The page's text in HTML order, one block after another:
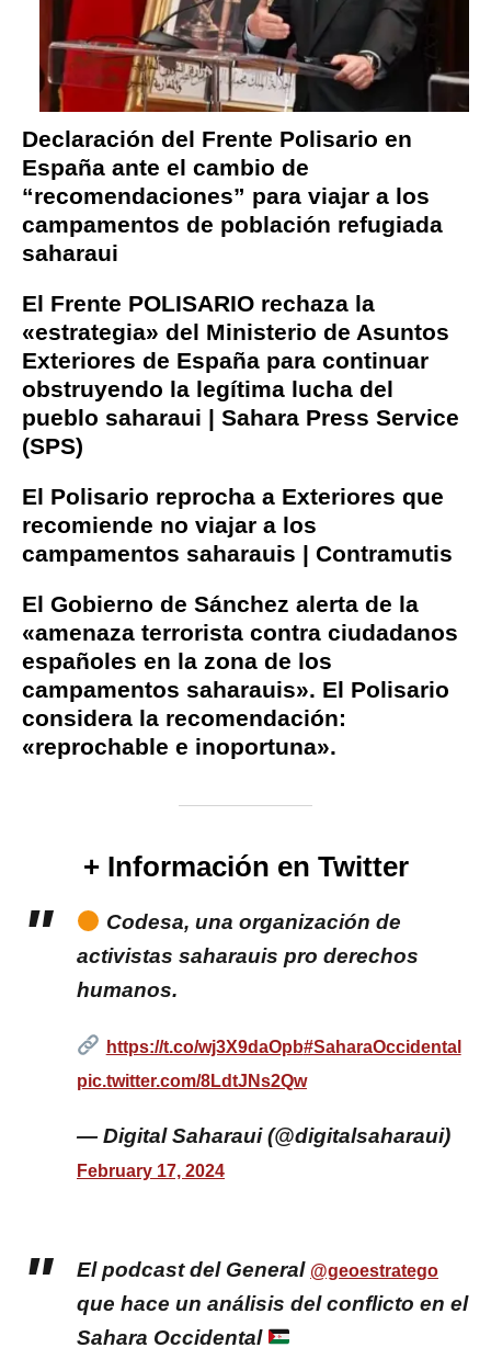
Declaración del Frente Polisario en
España ante el cambio de
“recomendaciones” para viajar a los
campamentos de población refugiada
saharaui
El Frente POLISARIO rechaza la
«estrategia» del Ministerio de Asuntos
Exteriores de España para continuar
obstruyendo la legítima lucha del
pueblo saharaui | Sahara Press Service
(SPS)
El Polisario reprocha a Exteriores que
recomiende no viajar a los
campamentos saharauis | Contramutis
El Gobierno de Sánchez alerta de la
«amenaza terrorista contra ciudadanos
españoles en la zona de los
campamentos saharauis». El Polisario
considera la recomendación:
«reprochable e inoportuna».
+ Información en Twitter
Codesa, una organización de
activistas saharauis pro derechos
humanos.
https://t.co/wj3X9daOpb#SaharaOccidental
pic.twitter.com/8LdtJNs2Qw
— Digital Saharaui (@digitalsaharaui)
February 17, 2024
El podcast del General @geoestratego
que hace un análisis del conflicto en el
Sahara Occidental